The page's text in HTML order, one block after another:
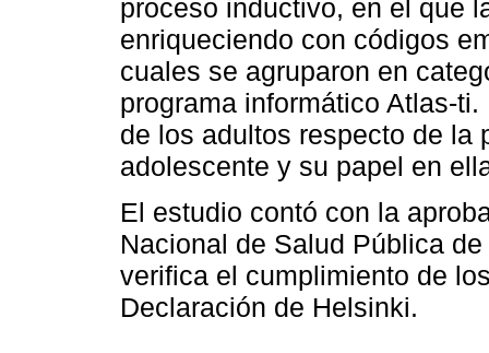
proceso inductivo, en el que
enriqueciendo con códigos
cuales se agruparon en
programa informático Atlas-
de los adultos respecto de la
adolescente y su papel en
El estudio contó con la
Nacional de Salud Pública
verifica el cumplimiento de
Declaración de Helsinki.